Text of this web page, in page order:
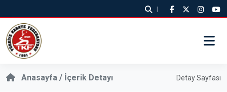
|
Anasayfa / İçerik Detayı Detay Sayfası